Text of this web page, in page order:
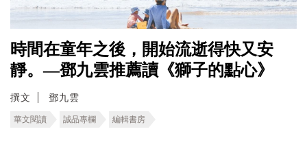
時間在童年之後，開始流逝得快又安
靜。—鄧九雲推薦讀《獅子的點心》
撰文 鄧九雲
華文閱讀 誠品專欄 編輯書房